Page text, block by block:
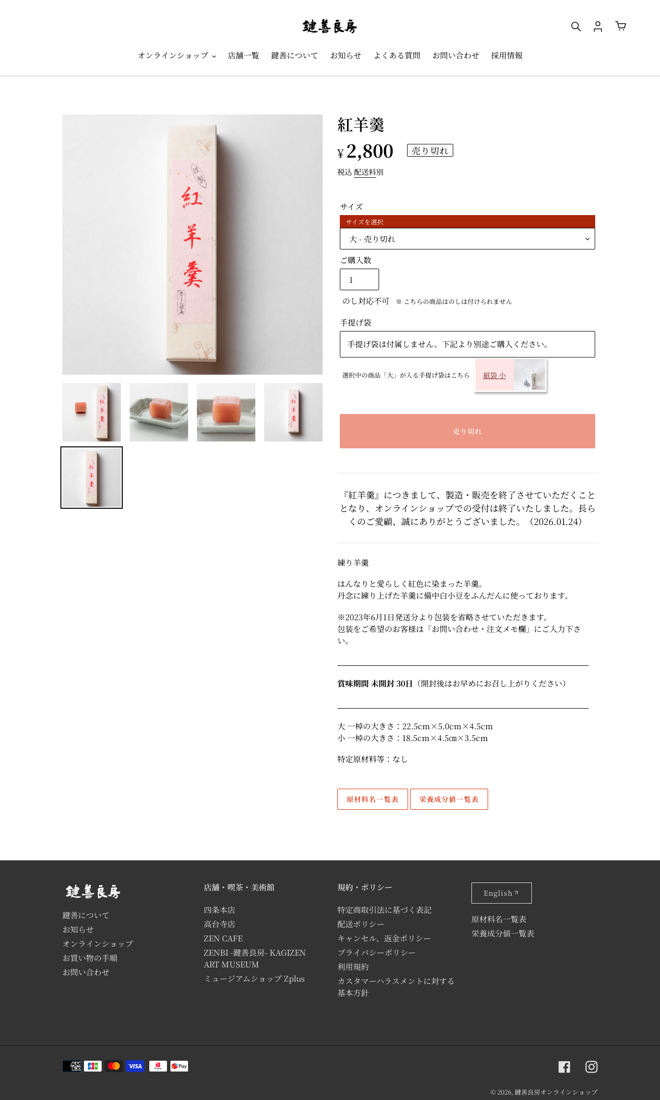
ス
検索 ログイン
オンラインショップ 店舗一覧 鍵善について お知らせ よくある質問 お問い合わせ 採用情報
紅羊羹
通
常
価
格
¥ 2,800 売り切れ
税込配送料別
サイズ
サイズを選択
ご購入数
のし対応不可 ※ こちらの商品はのしは付けられません
手提げ袋
手提げ袋は付属しません。下記より別途ご購入ください。
選択中の商品「大」が入る手提げ袋はこちら 紙袋 小
売り切れ
ー
に
商
追
加
す
る
『紅羊羹』につきまして、製造・販売を終了させていただくこと
となり、オンラインショップでの受付は終了いたしました。長ら
くのご愛顧、誠にありがとうございました。（2026.01.24）
練り羊羹
はんなりと愛らしく紅色に染まった羊羹。
丹念に練り上げた羊羹に備中白小豆をふんだんに使っております。
※2023年6月1日発送分より包装を省略させていただきます。
包装をご希望のお客様は「お問い合わせ・注文メモ欄」にご入力下さ
い。
賞味期間 未開封 30日 （開封後はお早めにお召し上がりください）
大 一棹の大きさ：22.5cm×5.0cm×4.5cm
小 一棹の大きさ：18.5cm×4.5㎝×3.5cm
特定原材料等：なし
原材料名一覧表 栄養成分値一覧表
鍵善について
お知らせ
オンラインショップ
お買い物の手順
お問い合わせ
店舗・喫茶・美術館
四条本店
高台寺店
ZEN CAFE
ZENBI -鍵善良房- KAGIZEN
ART MUSEUM
ミュージアムショップ Zplus
規約・ポリシー
特定商取引法に基づく表記
配送ポリシー
キャンセル、返金ポリシー
プライバシーポリシー
利用規約
カスタマーハラスメントに対する
基本方針
English
原材料名一覧表
栄養成分値一覧表
決
FacebookInstagram
© 2026, 鍵善良房オンラインショップ